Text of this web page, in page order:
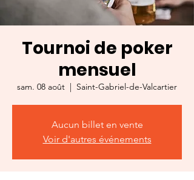
Tournoi de poker
mensuel
sam. 08 août
  |
Saint-Gabriel-de-Valcartier
Aucun billet en vente
Voir d'autres événements